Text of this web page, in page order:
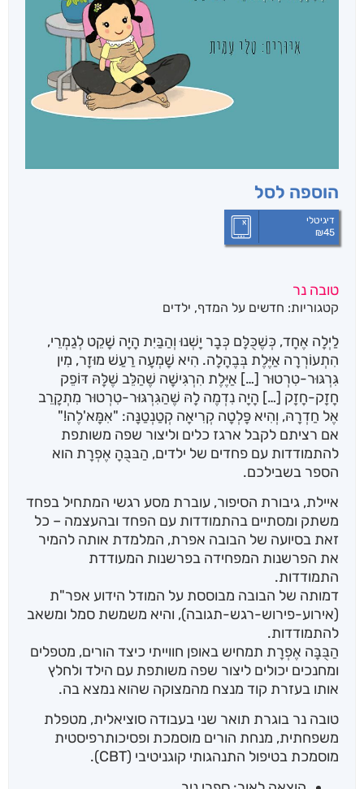
הוספה לסל
דיגיטלי
₪45
טובה נר
קטגוריות: חדשים על המדף, ילדים
לַיְלָה אֶחָד, כְּשֶׁכֻּלָּם כְּבָר יָשְׁנוּ וְהַבַּיִת הָיָה שָׁקֵט לְגַמְרֵי,
הִתְעוֹרְרָה אַיֶּלֶת בְּבֶהָלָה. הִיא שָׁמְעָה רַעַשׁ מוּזָר, מִין
גִּרְגּוּר-טִרְטוּר […] אַיֶּלֶת הִרְגִּישָׁה שֶׁהַלֵּב שֶׁלָּהּ דּוֹפֵק
חָזָק-חָזָק […] הָיָה נִדְמֶה לָהּ שֶׁהַגִּרְגּוּר-טִרְטוּר מִתְקָרֵב
אֶל חַדְרָהּ, וְהִיא פָּלְטָה קְרִיאָה קְטַנְטַנָּה: "אִמָּא'לֶה!"
אם רציתם לקבל ארגז כלים וליצור שפה משותפת
להתמודדות עם פחדים של ילדים, הַבּבֻּהָ אֶפְרָת הוא
הספר בשבילכם.
איילת, גיבורת הסיפור, עוברת מסע רגשי המתחיל בפחד
משתק ומסתיים בהתמודדות עם הפחד ובהעצמה – כל
זאת בסיועה של הבובה אפרת, המלמדת אותה להמיר
את הפרשנות המפחידה בפרשנות המעודדת
התמודדות.
דמותה של הבובה מבוססת על המודל הידוע אפר"ת
(אירוע-פירוש-רגש-תגובה), והיא משמשת סמל ומשאב
להתמודדות.
הַבֻּבָּה אֶפְרָת תמחיש באופן חווייתי כיצד הורים, מטפלים
ומחנכים יכולים ליצור שפה משותפת עם הילד ולחלץ
אותו בעזרת קוד מנצח מהמצוקה שהוא נמצא בה.
טובה נר בוגרת תואר שני בעבודה סוציאלית, מטפלת
משפחתית, מנחת הורים מוסמכת ופסיכותרפיסטית
מוסמכת בטיפול התנהגותי קוגניטיבי (CBT).